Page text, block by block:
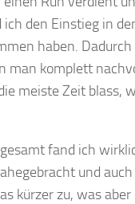
ich den Einstieg in
haben.
man komplett
meiste Zeit blass,
fand ich
und
kürzer zu, was